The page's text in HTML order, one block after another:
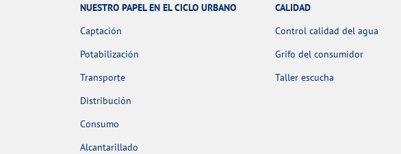
NUESTRO PAPEL EN EL CICLO URBANO
Captación
Potabilización
Transporte
Distribución
Consumo
Alcantarillado
CALIDAD
Control calidad del agua
Grifo del consumidor
Taller escucha